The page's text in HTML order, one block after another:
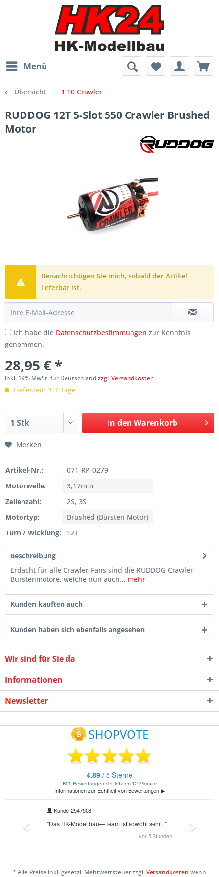
Menü
Übersicht 1:10 Crawler
RUDDOG 12T 5-Slot 550 Crawler Brushed
Motor
Benachrichtigen Sie mich, sobald der Artikel
lieferbar ist.
Ich habe die Datenschutzbestimmungen zur Kenntnis
genommen.
28,95 € *
inkl. 19% MwSt. für Deutschlandzzgl. Versandkosten
Lieferzeit: 3-7 Tage
In den Warenkorb
Merken
Artikel-Nr.:
071-RP-0279
Motorwelle:
3,17mm
Zellenzahl:
2S, 3S
Motortyp:
Brushed (Bürsten Motor)
Turn / Wicklung:
12T
Beschreibung
Erdacht für alle Crawler-Fans sind die RUDDOG Crawler
Bürstenmotore, welche nun auch... mehr
Kunden kauften auch
Kunden haben sich ebenfalls angesehen
Wir sind für Sie da
Informationen
Newsletter
* Alle Preise inkl. gesetzl. Mehrwertsteuer zzgl.Versandkosten wenn